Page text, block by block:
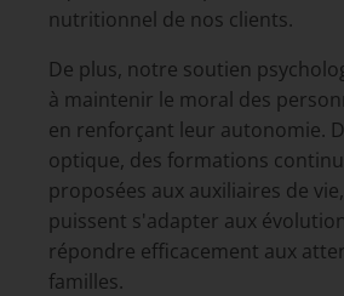
nutritionnel de nos clients.
De plus, notre soutien
à maintenir le moral des
en renforçant leur autonomie.
optique, des formations
proposées aux auxiliaires de
puissent s'adapter aux
répondre efficacement aux
familles.